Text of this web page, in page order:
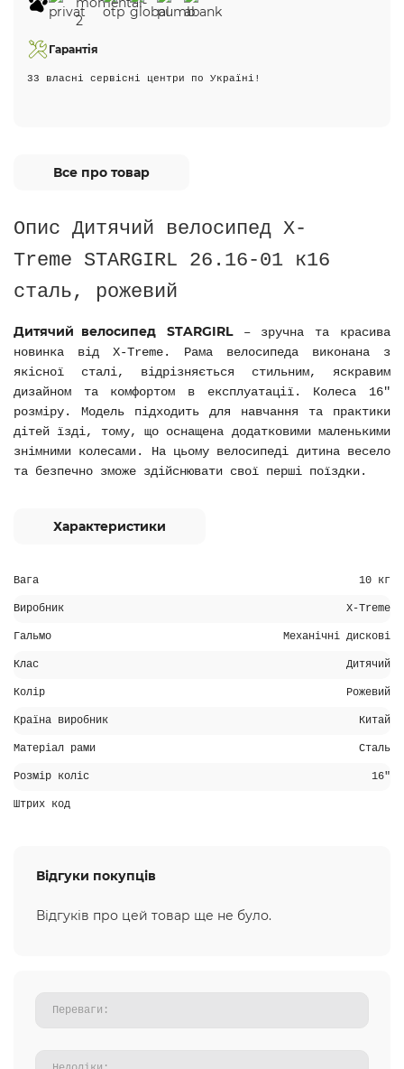
Гарантія
33 власні сервісні центри по Україні!
Все про товар
Опис Дитячий велосипед X-
Treme STARGIRL 26.16-01 к16
сталь, рожевий
Дитячий велосипед STARGIRL– зручна та красива
новинка від X-Treme.
Рама велосипеда виконана з
якісної сталі, відрізняється стильним, яскравим
дизайном та комфортом в експлуатації. Колеса 16"
розміру. Модель підходить для навчання та практики
дітей їзді, тому, що оснащена додатковими маленькими
знімними колесами. На цьому велосипеді дитина весело
та безпечно зможе здійснювати свої перші поїздки.
Характеристики
Вага 10 кг
Виробник X-Treme
Гальмо Механічні дискові
Клас Дитячий
Колір Рожевий
Країна виробник Китай
Матеріал рами Сталь
Розмір коліс 16"
Штрих код
Відгуки покупців
Відгуків про цей товар ще не було.